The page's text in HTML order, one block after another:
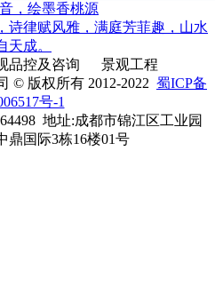
，绘墨香桃源
诗律赋风雅，满庭芳菲趣，山水
成。
品控及咨询 景观工程
© 版权所有 2012-2022 蜀ICP备
号-1
地址:成都市锦江区工业园
鼎国际3栋16楼01号